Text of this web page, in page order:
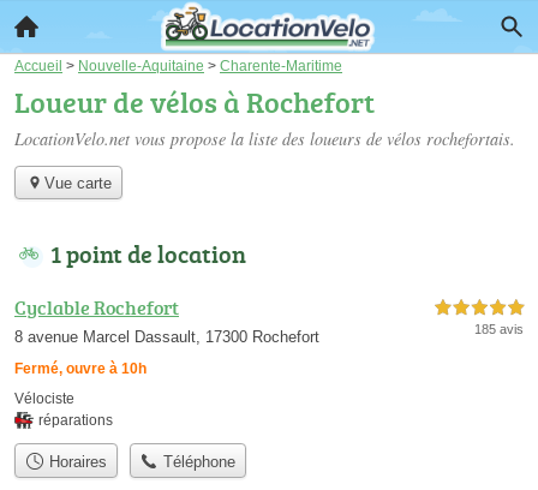
Accueil > Nouvelle-Aquitaine > Charente-Maritime
Loueur de vélos à Rochefort
LocationVelo.net vous propose la liste des loueurs de vélos rochefortais.
Vue carte
1 point de location
Cyclable Rochefort
8 avenue Marcel Dassault, 17300 Rochefort
Fermé, ouvre à 10h
5,0 étoiles sur 5
185 avis
Vélociste
réparations
Horaires Téléphone